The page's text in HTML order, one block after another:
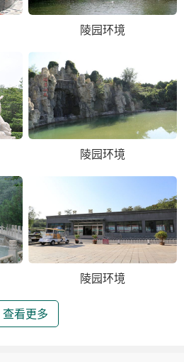
陵园环境
陵园环境
陵园环境
查看更多